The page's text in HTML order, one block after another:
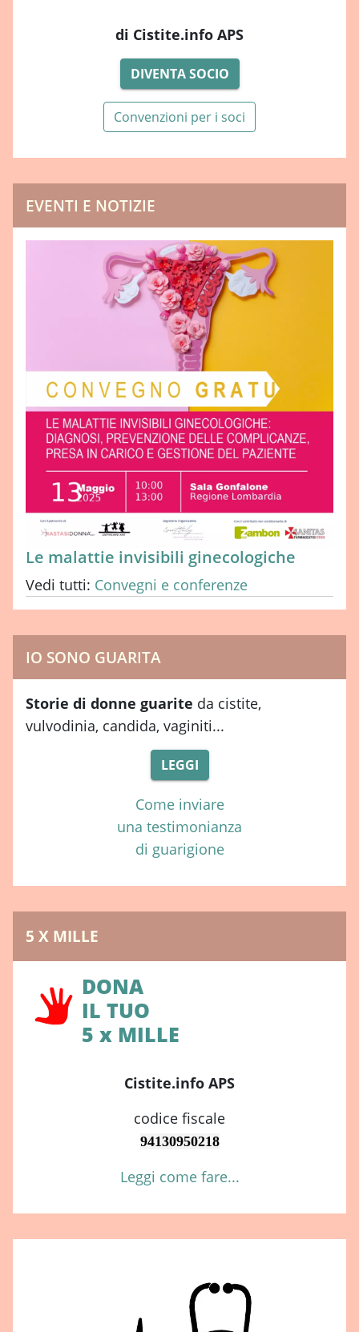
di Cistite.info APS
DIVENTA SOCIO
Convenzioni per i soci
EVENTI E NOTIZIE
Le malattie invisibili ginecologiche
Vedi tutti: Convegni e conferenze
IO SONO GUARITA
Storie di donne guarite da cistite,
vulvodinia, candida, vaginiti...
LEGGI
Come inviare
una testimonianza
di guarigione
5 X MILLE
DONA
IL TUO
5 x MILLE
Cistite.info APS
codice fiscale
94130950218
Leggi come fare...